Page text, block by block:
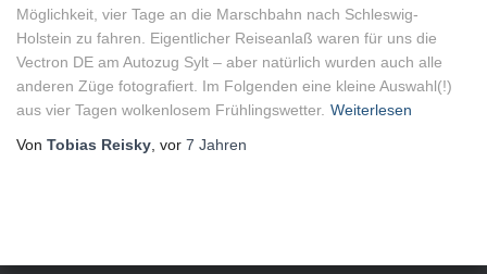
Möglichkeit, vier Tage an die Marschbahn nach Schleswig-
Holstein zu fahren. Eigentlicher Reiseanlaß waren für uns die
Vectron DE am Autozug Sylt – aber natürlich wurden auch alle
anderen Züge fotografiert. Im Folgenden eine kleine Auswahl(!)
aus vier Tagen wolkenlosem Frühlingswetter. Weiterlesen
Von Tobias Reisky , vor 7 Jahren